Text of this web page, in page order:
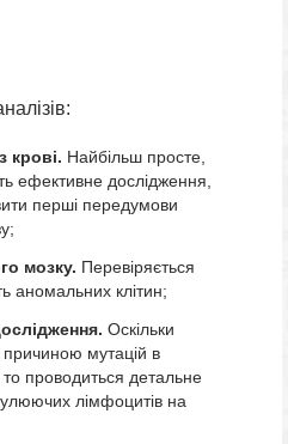
крові. Найбільш просте,
ефективне дослідження,
перші передумови
мозку. Перевіряється
аномальних клітин;
Оскільки
мутацій в
то проводиться детальне
лімфоцитів на